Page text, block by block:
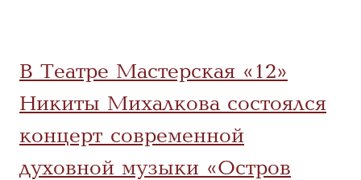
В Театре Мастерская «12»
Никиты Михалкова состоялся
концерт современной
духовной музыки «Остров